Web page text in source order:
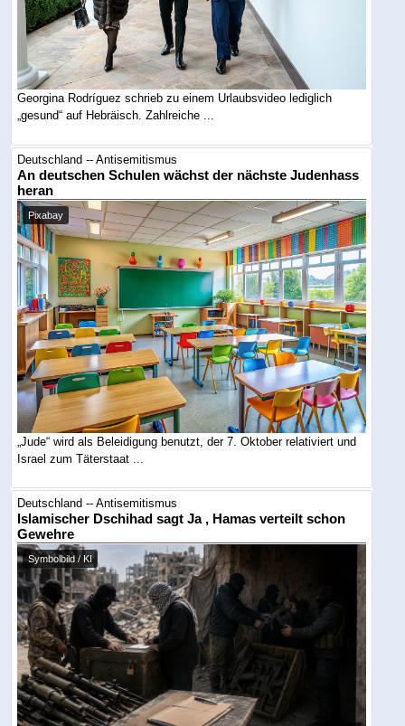
Georgina Rodríguez schrieb zu einem Urlaubsvideo lediglich
„gesund“ auf Hebräisch. Zahlreiche ...
Deutschland -- Antisemitismus
An deutschen Schulen wächst der nächste Judenhass
heran
Pixabay
„Jude“ wird als Beleidigung benutzt, der 7. Oktober relativiert und
Israel zum Täterstaat ...
Deutschland -- Antisemitismus
Islamischer Dschihad sagt Ja , Hamas verteilt schon
Gewehre
Symbolbild / KI